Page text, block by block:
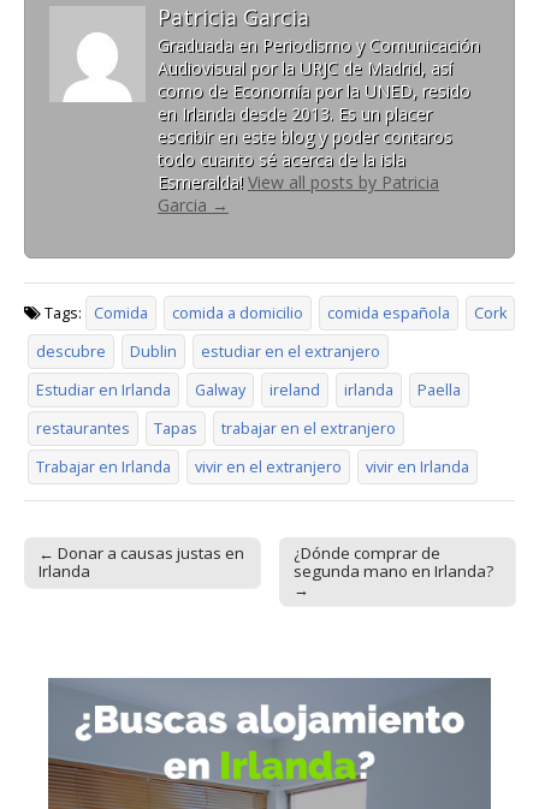
Patricia Garcia
Graduada en Periodismo y Comunicación
Audiovisual por la URJC de Madrid, así
como de Economía por la UNED, resido
en Irlanda desde 2013. Es un placer
escribir en este blog y poder contaros
todo cuanto sé acerca de la isla
Esmeralda! View all posts by Patricia
Garcia →
Tags: Comida comida a domicilio comida española
Cork
descubre
Dublin
estudiar en el extranjero
Estudiar en Irlanda
Galway ireland irlanda
Paella
restaurantes
Tapas
trabajar en el extranjero
Trabajar en Irlanda
vivir en el extranjero vivir en Irlanda
Post navigation
← Donar a causas justas en
Irlanda
¿Dónde comprar de
segunda mano en Irlanda?
→